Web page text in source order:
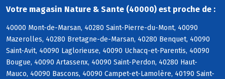
Votre magasin Nature & Sante (40000) est proche de :
40000 Mont-de-Marsan, 40280 Saint-Pierre-du-Mont, 40090
Mazerolles, 40280 Bretagne-de-Marsan, 40280 Benquet, 40090
Saint-Avit, 40090 Laglorieuse, 40090 Uchacq-et-Parentis, 40090
Bougue, 40090 Artassenx, 40090 Saint-Perdon, 40280 Haut-
Mauco, 40090 Bascons, 40090 Campet-et-Lamolère, 40190 Saint-